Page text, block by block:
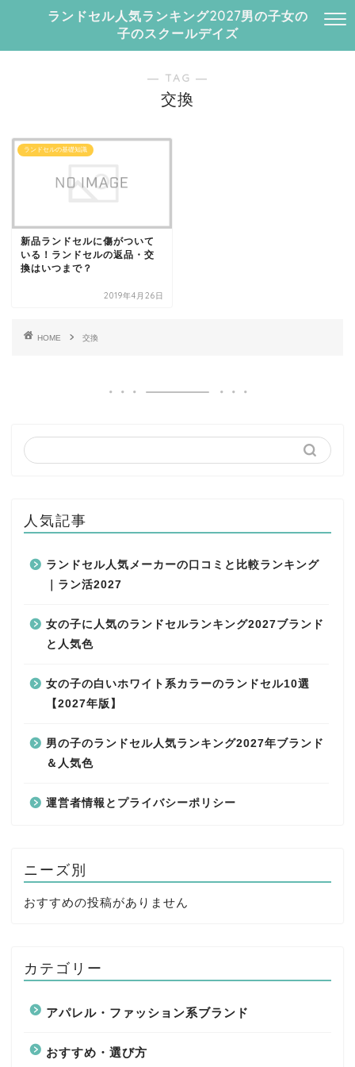
ランドセル人気ランキング2027男の子女の
子のスクールデイズ
― TAG ―
交換
ランドセルの基礎知識
新品ランドセルに傷がついて
いる！ランドセルの返品・交
換はいつまで？
2019年4月26日
HOME 交換
人気記事
ランドセル人気メーカーの口コミと比較ランキング
｜ラン活2027
女の子に人気のランドセルランキング2027ブランド
と人気色
女の子の白いホワイト系カラーのランドセル10選
【2027年版】
男の子のランドセル人気ランキング2027年ブランド
＆人気色
運営者情報とプライバシーポリシー
ニーズ別
おすすめの投稿がありません
カテゴリー
アパレル・ファッション系ブランド
おすすめ・選び方